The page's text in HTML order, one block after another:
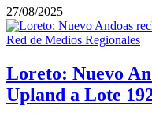
27/08/2025
Red de Medios Regionales
Loreto: Nuevo
Upland a Lote